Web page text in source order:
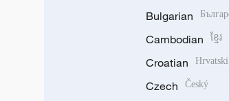
Bulgarian
Cambodian ខ្មែរ
Croatian Hrvatski
Czech Český